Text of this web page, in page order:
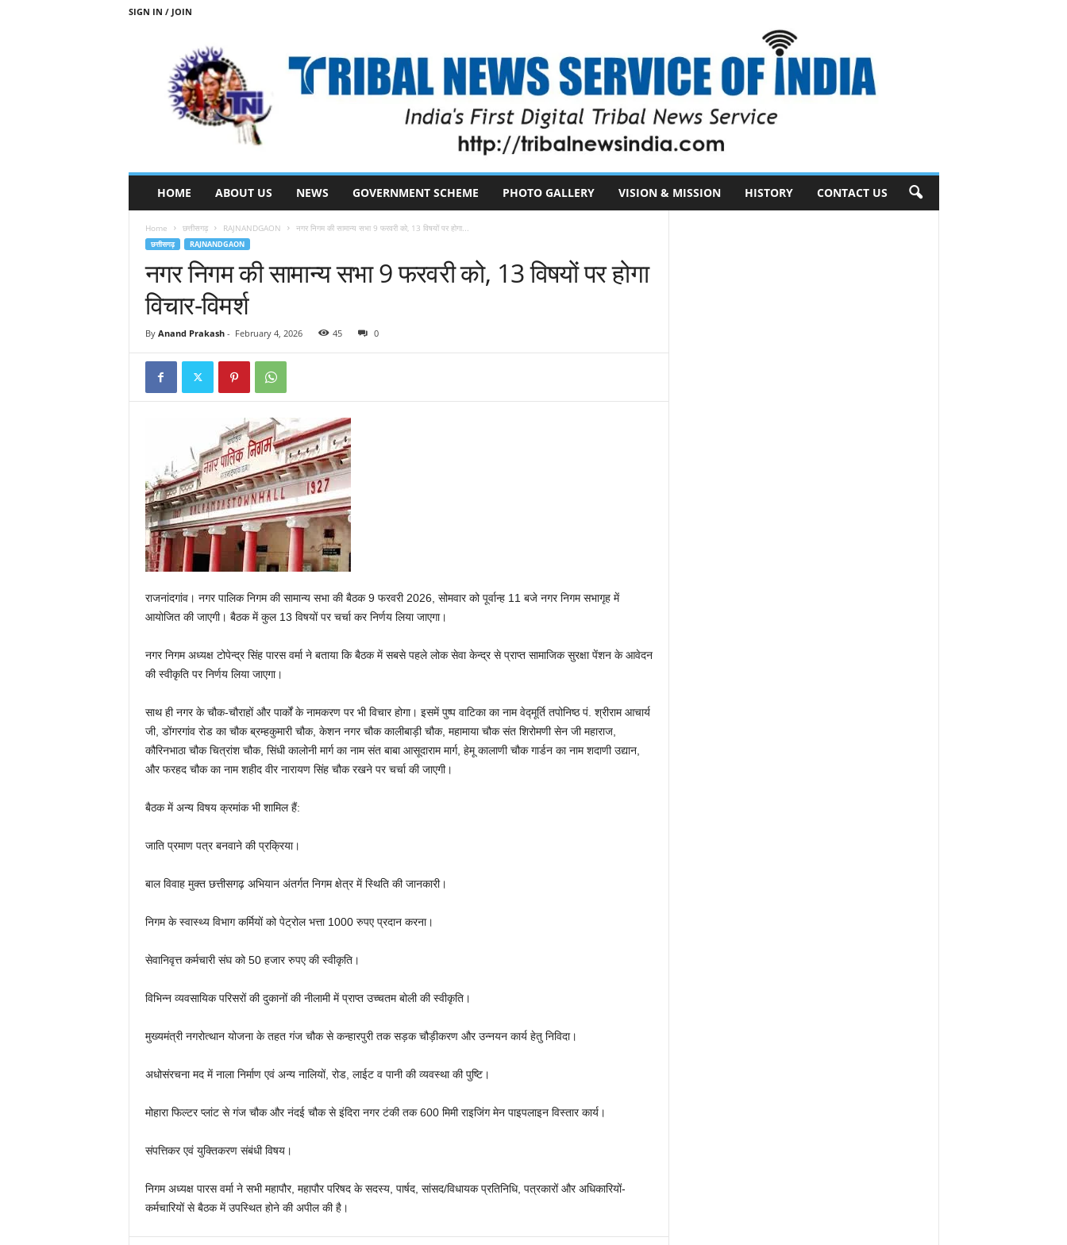
SIGN IN / JOIN
I
HOME ABOUT US NEWS GOVERNMENT SCHEME PHOTO GALLERY VISION & MISSION HISTORY CONTACT US
Home छत्तीसगढ़ RAJNANDGAON नगर निगम की सामान्य सभा 9 फरवरी को, 13 विषयों पर होगा...
छत्तीसगढ़ RAJNANDGAON
नगर निगम की सामान्य सभा 9 फरवरी को, 13 विषयों पर होगा
विचार-विमर्श
By Anand Prakash- February 4, 2026 45 0
राजनांदगांव। नगर पालिक निगम की सामान्य सभा की बैठक 9 फरवरी 2026, सोमवार को पूर्वान्ह 11 बजे नगर निगम सभागृह में
आयोजित की जाएगी। बैठक में कुल 13 विषयों पर चर्चा कर निर्णय लिया जाएगा।
नगर निगम अध्यक्ष टोपेन्द्र सिंह पारस वर्मा ने बताया कि बैठक में सबसे पहले लोक सेवा केन्द्र से प्राप्त सामाजिक सुरक्षा पेंशन के आवेदन
की स्वीकृति पर निर्णय लिया जाएगा।
साथ ही नगर के चौक-चौराहों और पार्कों के नामकरण पर भी विचार होगा। इसमें पुष्प वाटिका का नाम वेद्मूर्ति तपोनिष्ठ पं. श्रीराम आचार्य
जी, डोंगरगांव रोड का चौक ब्रम्हकुमारी चौक, केशन नगर चौक कालीबाड़ी चौक, महामाया चौक संत शिरोमणी सेन जी महाराज,
कौरिनभाठा चौक चित्रांश चौक, सिंधी कालोनी मार्ग का नाम संत बाबा आसूदाराम मार्ग, हेमू कालाणी चौक गार्डन का नाम शदाणी उद्यान,
और फरहद चौक का नाम शहीद वीर नारायण सिंह चौक रखने पर चर्चा की जाएगी।
बैठक में अन्य विषय क्रमांक भी शामिल हैं:
जाति प्रमाण पत्र बनवाने की प्रक्रिया।
बाल विवाह मुक्त छत्तीसगढ़ अभियान अंतर्गत निगम क्षेत्र में स्थिति की जानकारी।
निगम के स्वास्थ्य विभाग कर्मियों को पेट्रोल भत्ता 1000 रुपए प्रदान करना।
सेवानिवृत्त कर्मचारी संघ को 50 हजार रुपए की स्वीकृति।
विभिन्न व्यवसायिक परिसरों की दुकानों की नीलामी में प्राप्त उच्चतम बोली की स्वीकृति।
मुख्यमंत्री नगरोत्थान योजना के तहत गंज चौक से कन्हारपुरी तक सड़क चौड़ीकरण और उन्नयन कार्य हेतु निविदा।
अधोसंरचना मद में नाला निर्माण एवं अन्य नालियों, रोड, लाईट व पानी की व्यवस्था की पुष्टि।
मोहारा फिल्टर प्लांट से गंज चौक और नंदई चौक से इंदिरा नगर टंकी तक 600 मिमी राइजिंग मेन पाइपलाइन विस्तार कार्य।
संपत्तिकर एवं युक्तिकरण संबंधी विषय।
निगम अध्यक्ष पारस वर्मा ने सभी महापौर, महापौर परिषद के सदस्य, पार्षद, सांसद/विधायक प्रतिनिधि, पत्रकारों और अधिकारियों-
कर्मचारियों से बैठक में उपस्थित होने की अपील की है।